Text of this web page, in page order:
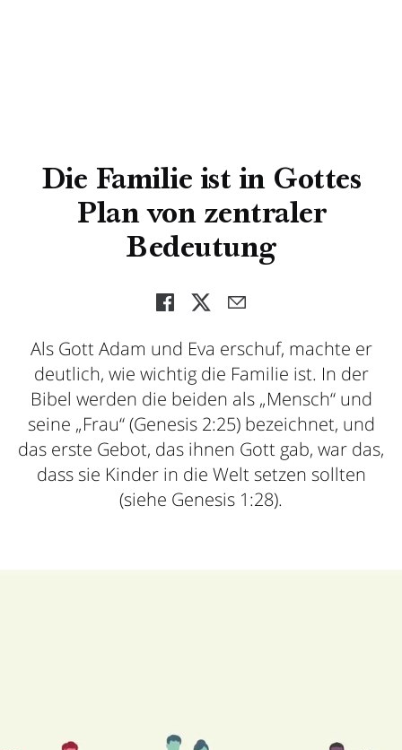
Die Familie ist in Gottes
Plan von zentraler
Bedeutung
Als Gott Adam und Eva erschuf, machte er
deutlich, wie wichtig die Familie ist. In der
Bibel werden die beiden als „Mensch“ und
seine „Frau“ (Genesis 2:25) bezeichnet, und
das erste Gebot, das ihnen Gott gab, war das,
dass sie Kinder in die Welt setzen sollten
(siehe Genesis 1:28).